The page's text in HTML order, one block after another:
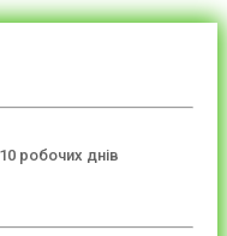
робочих днів